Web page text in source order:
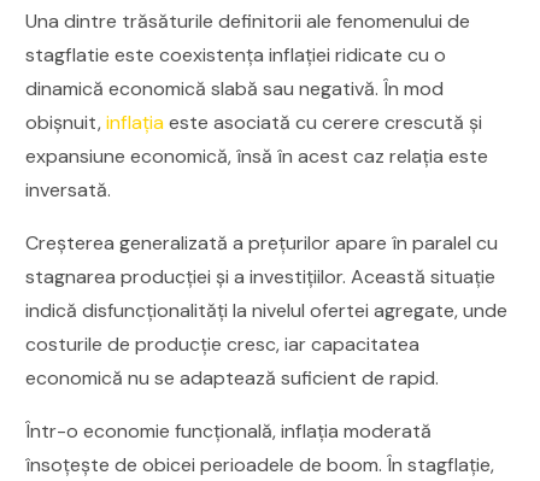
Una dintre trăsăturile definitorii ale fenomenului de
stagflatie este coexistența inflației ridicate cu o
dinamică economică slabă sau negativă. În mod
obișnuit,inflațiaeste asociată cu cerere crescută și
expansiune economică, însă în acest caz relația este
inversată.
Creșterea generalizată a prețurilor apare în paralel cu
stagnarea producției și a investițiilor. Această situație
indică disfuncționalități la nivelul ofertei agregate, unde
costurile de producție cresc, iar capacitatea
economică nu se adaptează suficient de rapid.
Într-o economie funcțională, inflația moderată
însoțește de obicei perioadele de boom. În stagflație,